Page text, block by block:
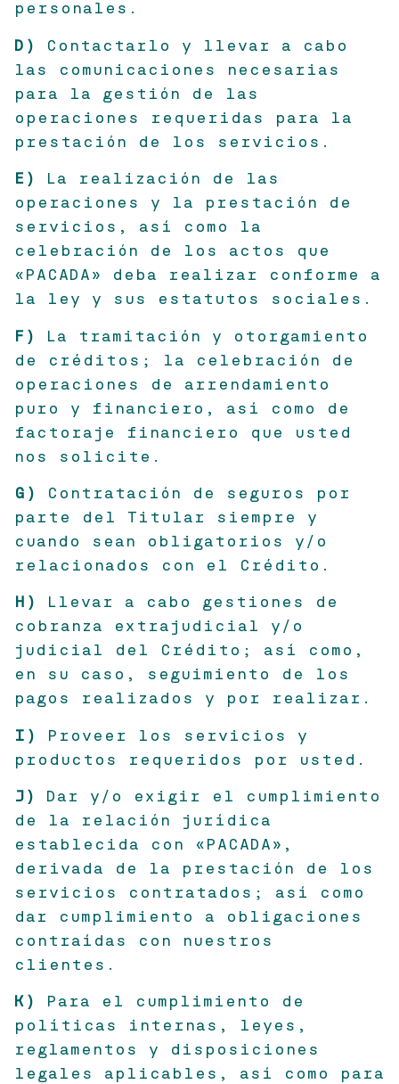
personales.
D)
Contactarlo y llevar a cabo
las comunicaciones necesarias
para la gestión de las
operaciones requeridas para la
prestación de los servicios.
E)
La realización de las
operaciones y la prestación de
servicios, así como la
celebración de los actos que
«PACADA» deba realizar conforme a
la ley y sus estatutos sociales.
F)
La tramitación y otorgamiento
de créditos; la celebración de
operaciones de arrendamiento
puro y financiero, así como de
factoraje financiero que usted
nos solicite.
G)
Contratación de seguros por
parte del Titular siempre y
cuando sean obligatorios y/o
relacionados con el Crédito.
H)
Llevar a cabo gestiones de
cobranza extrajudicial y/o
judicial del Crédito; así como,
en su caso, seguimiento de los
pagos realizados y por realizar.
I)
Proveer los servicios y
productos requeridos por usted.
J)
Dar y/o exigir el cumplimiento
de la relación jurídica
establecida con «PACADA»,
derivada de la prestación de los
servicios contratados; así como
dar cumplimiento a obligaciones
contraídas con nuestros
clientes.
K)
Para el cumplimiento de
políticas internas, leyes,
reglamentos y disposiciones
legales aplicables, así como para